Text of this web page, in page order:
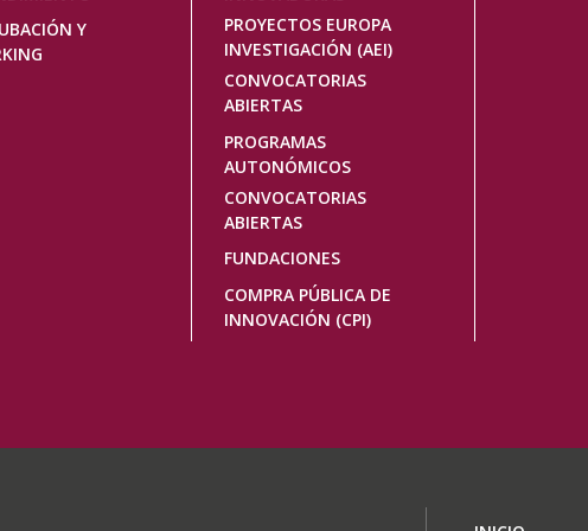
Y
PROYECTOS EUROPA
INVESTIGACIÓN (AEI)
CONVOCATORIAS
ABIERTAS
PROGRAMAS
AUTONÓMICOS
CONVOCATORIAS
ABIERTAS
FUNDACIONES
COMPRA PÚBLICA DE
INNOVACIÓN (CPI)